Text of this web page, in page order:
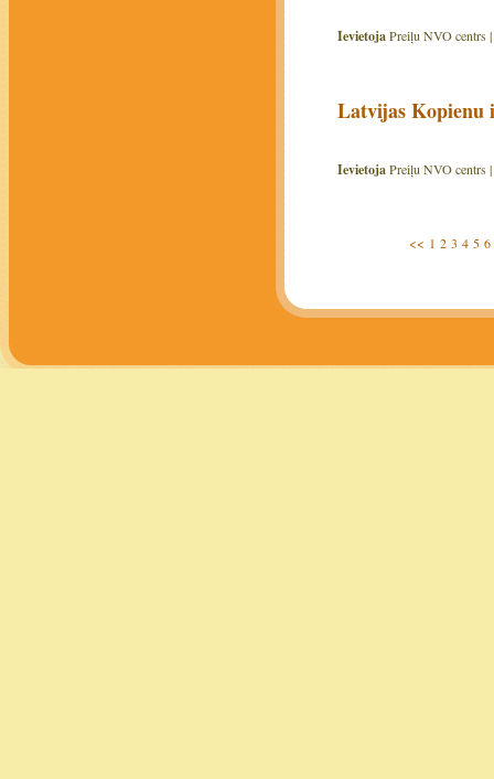
IevietojaPreiļu NVO centrs |
Latvijas Kopienu
IevietojaPreiļu NVO centrs |
<< 1 2 3 4 5 6